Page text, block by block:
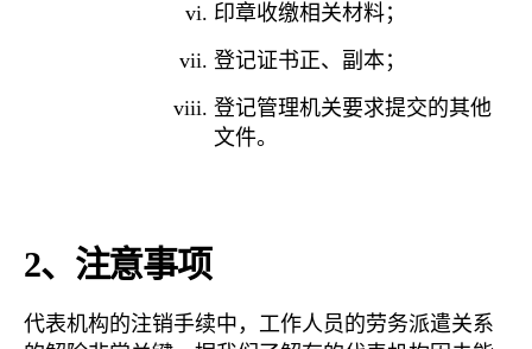
印章收缴相关材料；
登记证书正、副本；
登记管理机关要求提交的其他
文件。
2、注意事项
代表机构的注销手续中，工作人员的劳务派遣关系